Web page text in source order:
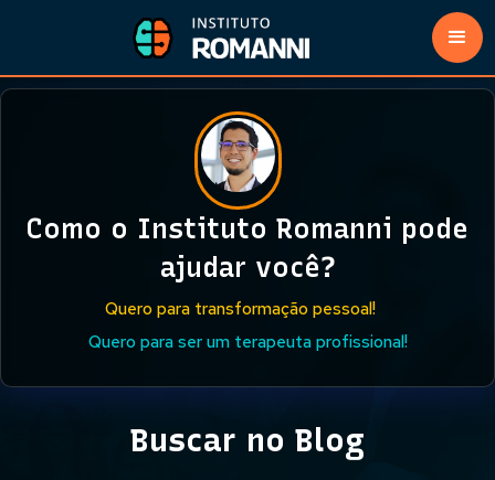
Como o Instituto Romanni pode
ajudar você?
Quero para transformação pessoal!
Quero para ser um terapeuta profissional!
Buscar no Blog